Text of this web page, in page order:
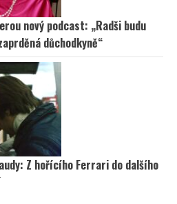
nový podcast: „Radši budu
důchodkyně“
Z hořícího Ferrari do dalšího